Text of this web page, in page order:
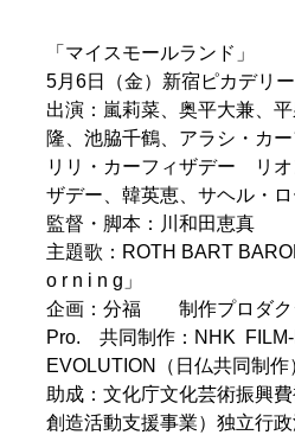
サポートをする傍ら、映画、電子書
記事一覧へ
「マイスモールランド」
5月6日（金）新宿ピカデリ
出演：嵐莉菜、奥平大兼、
隆、池脇千鶴、アラシ・カ
リリ・カーフィザデー リオ
ザデー、韓英恵、サヘル・
監督・脚本：川和田恵真
主題歌：ROTH BART
o r n i n g」
企画：分福 制作プロダク
Pro. 共同制作：NHK FILM-
EVOLUTION（日仏共同制作
助成：文化庁文化芸術振興
創造活動支援事業）独立行